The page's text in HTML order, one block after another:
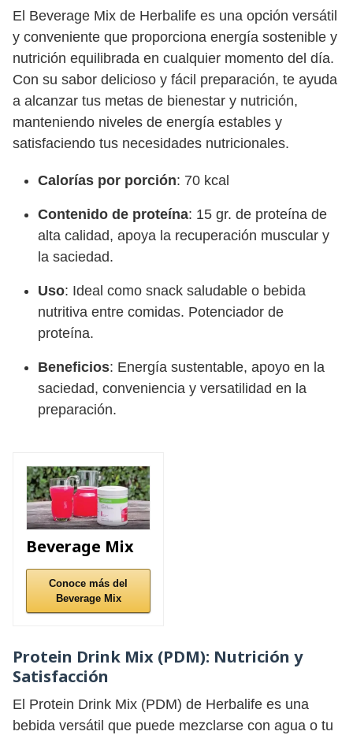
El Beverage Mix de Herbalife es una opción versátil
y conveniente que proporciona energía sostenible y
nutrición equilibrada en cualquier momento del día.
Con su sabor delicioso y fácil preparación, te ayuda
a alcanzar tus metas de bienestar y nutrición,
manteniendo niveles de energía estables y
satisfaciendo tus necesidades nutricionales.
Calorías por porción: 70 kcal
Contenido de proteína: 15 gr. de proteína de
alta calidad, apoya la recuperación muscular y
la saciedad.
Uso: Ideal como snack saludable o bebida
nutritiva entre comidas. Potenciador de
proteína.
Beneficios: Energía sustentable, apoyo en la
saciedad, conveniencia y versatilidad en la
preparación.
Beverage Mix
Conoce más del
Beverage Mix
Protein Drink Mix (PDM): Nutrición y
Satisfacción
El Protein Drink Mix (PDM) de Herbalife es una
bebida versátil que puede mezclarse con agua o tu